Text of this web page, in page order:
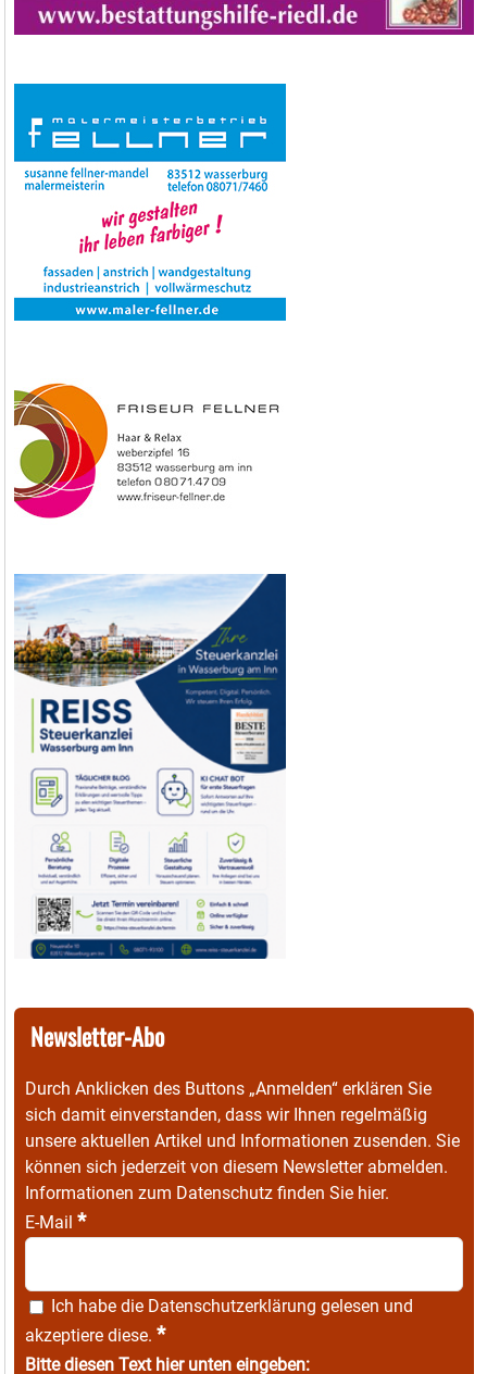
Newsletter-Abo
Durch Anklicken des Buttons „Anmelden“ erklären Sie
sich damit einverstanden, dass wir Ihnen regelmäßig
unsere aktuellen Artikel und Informationen zusenden. Sie
können sich jederzeit von diesem Newsletter abmelden.
Informationen zum Datenschutz finden Sie hier.
E-Mail *
Ich habe die Datenschutzerklärung gelesen und
akzeptiere diese. *
Bitte diesen Text hier unten eingeben: